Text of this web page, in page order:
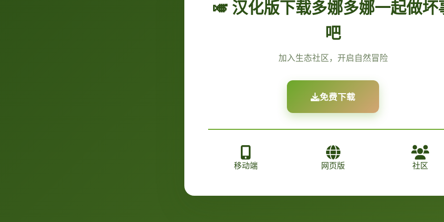
🎺 汉化版下载多娜多娜一起做坏
吧
加入生态社区，开启自然冒险
免费下载
移动端 网页版 社区